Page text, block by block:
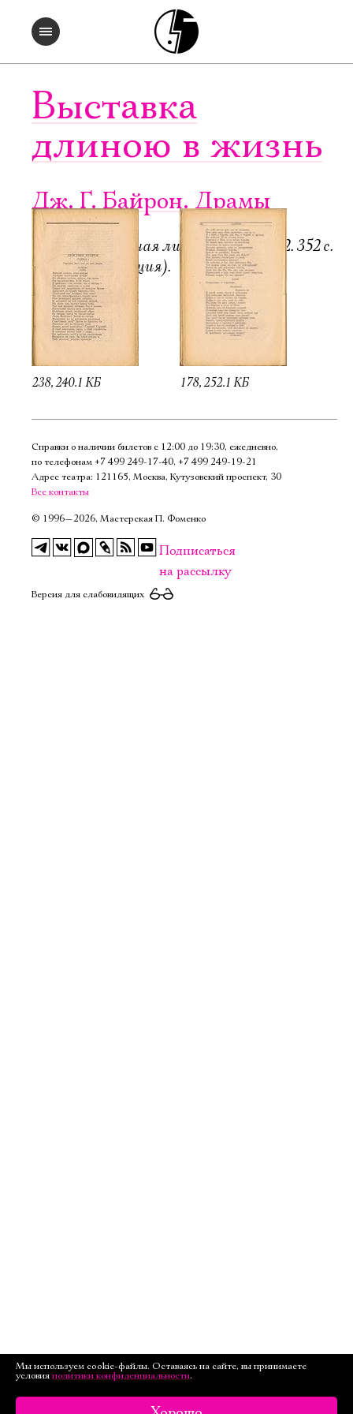
Выставка
длиною в жизнь
Дж. Г. Байрон. Драмы
Пб.-М.: Всемирная литература, 1922. 352 с.
6000 экз. (редакция).
238, 240.1 КБ 178, 252.1 КБ
Справки о наличии билетов с 12:00 до 19:30, ежедневно,
по телефонам +7 499 249‑17‑40, +7 499 249‑19‑21
Адрес театра: 121165, Москва, Кутузовский проспект, 30
Все контакты
© 1996—2026, Мастерская П. Фоменко
Подписаться
на рассылку
Версия для слабовидящих
Мы используем cookie-файлы. Оставаясь на сайте, вы принимаете
условия политики конфиденциальности.